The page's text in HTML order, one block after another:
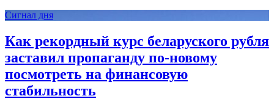
Сигнал дня
Как рекордный курс беларуского рубля
заставил пропаганду по-новому
посмотреть на финансовую
стабильность